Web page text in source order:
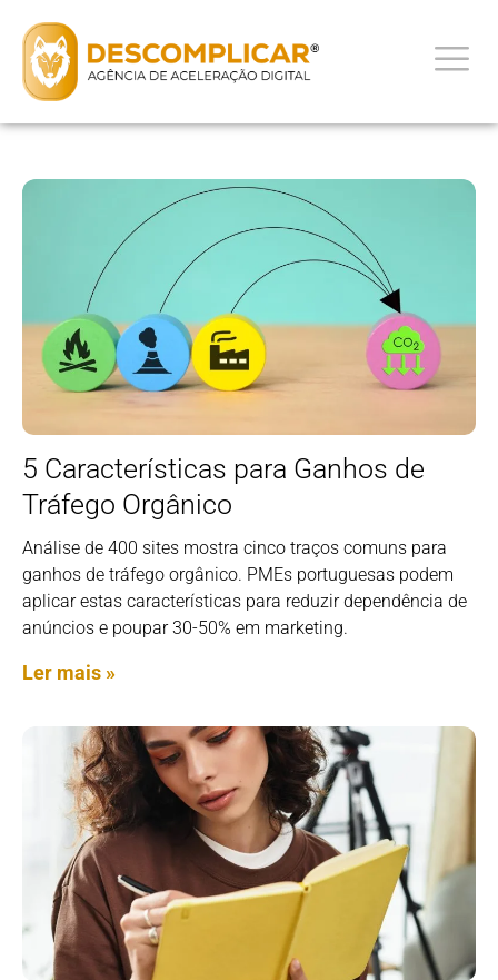
5 Características para Ganhos de
Tráfego Orgânico
Análise de 400 sites mostra cinco traços comuns para
ganhos de tráfego orgânico. PMEs portuguesas podem
aplicar estas características para reduzir dependência de
anúncios e poupar 30-50% em marketing.
Ler mais »